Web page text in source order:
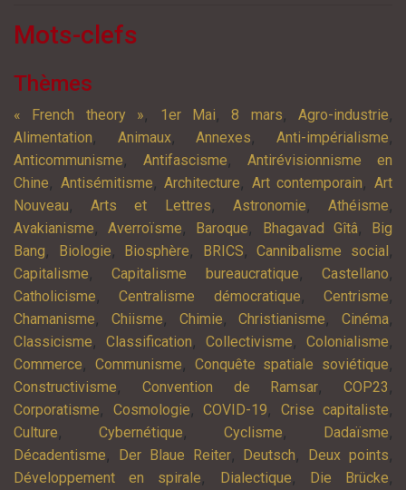
Mots-clefs
Thèmes
« French theory », 1er Mai,8 mars, Agro-industrie,
Alimentation, Animaux,Annexes,Anti-impérialisme,
Anticommunisme, Antifascisme, Antirévisionnisme en
Chine, Antisémitisme,Architecture, Art contemporain,Art
Nouveau,Arts et Lettres, Astronomie,Athéisme,
Avakianisme,Averroïsme, Baroque, Bhagavad Gîtâ,
Big
Bang, Biologie, Biosphère, BRICS,Cannibalisme social ,
Capitalisme,Capitalisme bureaucratique,Castellano,
Catholicisme,Centralisme démocratique,Centrisme,
Chamanisme, Chiisme, Chimie,Christianisme, Cinéma,
Classicisme, Classification, Collectivisme, Colonialisme,
Commerce, Communisme, Conquête spatiale soviétique,
Constructivisme, Convention de Ramsar, COP23 ,
Corporatisme, Cosmologie, COVID-19, Crise capitaliste,
Culture, Cybernétique, Cyclisme, Dadaïsme,
Décadentisme, Der Blaue Reiter, Deutsch, Deux points,
Développement en spirale, Dialectique, Die Brücke,